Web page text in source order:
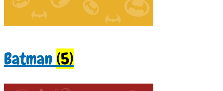
Batman (5)